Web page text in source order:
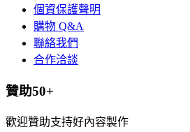
個資保護聲明
購物 Q&A
聯絡我們
合作洽談
贊助50+
歡迎贊助支持好內容製作